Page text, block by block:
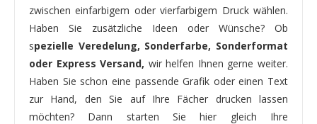
zwischen einfarbigem oder vierfarbigem Druck wählen.
Haben Sie zusätzliche Ideen oder Wünsche? Ob
spezielle Veredelung, Sonderfarbe, Sonderformat
oder Express Versand, wir helfen Ihnen gerne weiter.
Haben Sie schon eine passende Grafik oder einen Text
zur Hand, den Sie auf Ihre Fächer drucken lassen
möchten? Dann starten Sie hier gleich Ihre